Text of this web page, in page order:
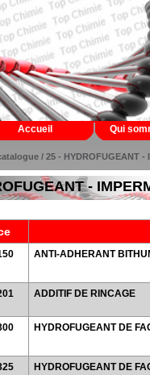
Accueil Qui
/ 25 - HYDROFUGEANT -
-
ANTI-ADHERANT
ADDITIF DE RINCAGE
HYDROFUGEANT DE
HYDROFUGEANT DE